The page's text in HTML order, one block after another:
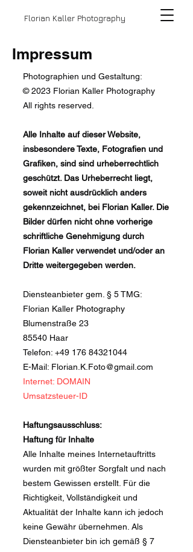
Florian Kaller Photography
Impressum
Photographien und Gestaltung:
© 2023 Florian Kaller Photography
All rights reserved.
Alle Inhalte auf dieser Website,
insbesondere Texte, Fotografien und
Grafiken, sind sind urheberrechtlich
geschützt. Das Urheberrecht liegt,
soweit nicht ausdrücklich anders
gekennzeichnet, bei Florian Kaller. Die
Bilder dürfen nicht ohne vorherige
schriftliche Genehmigung durch
Florian Kaller verwendet und/oder an
Dritte weitergegeben werden.
Diensteanbieter gem. § 5 TMG:
Florian Kaller Photography
Blumenstraße 23
85540 Haar
Telefon: +49 176 84321044
E-Mail: Florian.K.Foto@gmail.com
Internet: DOMAIN
Umsatzsteuer-ID
Haftungsausschluss:
Haftung für Inhalte
Alle Inhalte meines Internetauftritts
wurden mit größter Sorgfalt und nach
bestem Gewissen erstellt. Für die
Richtigkeit, Vollständigkeit und
Aktualität der Inhalte kann ich jedoch
keine Gewähr übernehmen. Als
Diensteanbieter bin ich gemäß § 7